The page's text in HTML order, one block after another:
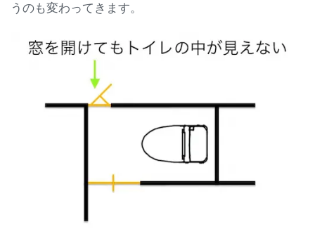
うのも変わってきます。